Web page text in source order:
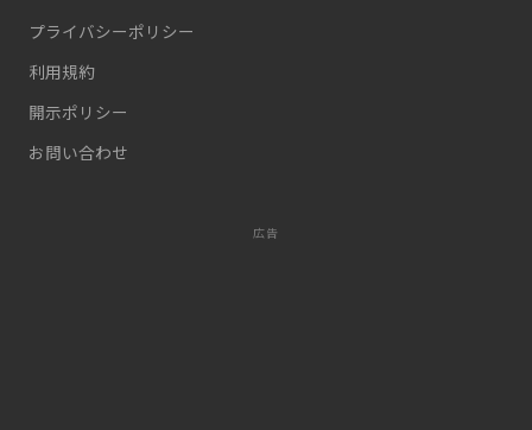
プライバシーポリシー
利用規約
開示ポリシー
お問い合わせ
広告